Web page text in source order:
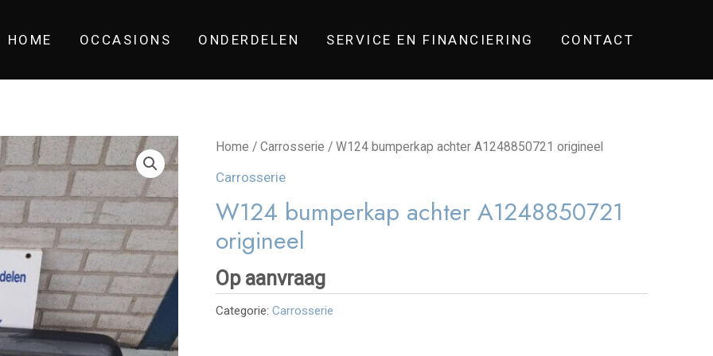
HOME OCCASIONS ONDERDELEN SERVICE EN FINANCIERING CONTACT
Home /Carrosserie / W124 bumperkap achter A1248850721 origineel
Carrosserie
W124 bumperkap achter A1248850721
origineel
Op aanvraag
Categorie:Carrosserie